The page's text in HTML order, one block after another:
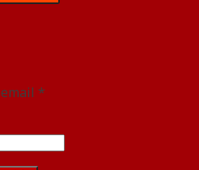
*